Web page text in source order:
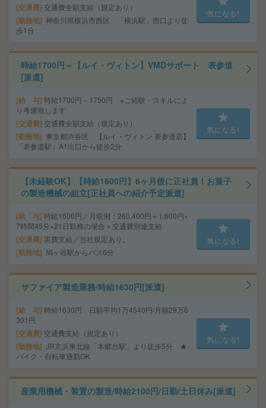
交通費 交通費全額支給（規定あり）
勤務地 神奈川県横浜市西区 「横浜駅」西口より徒
歩1分
気になる!
時給1700円～【ルイ・ヴィトン】VMDサポート 表参道
[派遣]
給 与 時給1700円～1750円 ※ご経験・スキルによ
り考慮致します
交通費 交通費全額支給（規定あり）
勤務地
東京都渋谷区 【ルイ・ヴィトン 表参道店】
「表参道駅」A1出口から徒歩2分
気になる!
【未経験OK】【時給1600円】6ヶ月後に正社員！お菓子
の製造機械の組立[正社員への紹介予定派遣]
給 与 時給1600円／月収例：260,400円＝1,600円×
7時間45分×21日勤務の場合＋交通費別途支給
交通費 実費支給／当社規定あり。
勤務地 鳩ヶ谷駅からバス6分
気になる!
サファイア製造業務/時給1630円[派遣]
給 与 時給1630円 日額平均1万4540円/月額29万6
301円
交通費 交通費支給（規定あり）
勤務地 JR京浜東北線「本郷台駅」より徒歩5分 ★
バイク・自転車通勤OK
気になる!
産業用機械・装置の製造/時給2100円/日勤/土日休み[派遣]